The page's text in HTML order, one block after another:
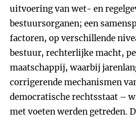
uitvoering van wet- en
bestuursorganen; een
factoren, op verschillende
bestuur, rechterlijke macht,
maatschappij, waarbij
corrigerende mechanismen
democratische rechtsstaat –
met voeten werden getreden.